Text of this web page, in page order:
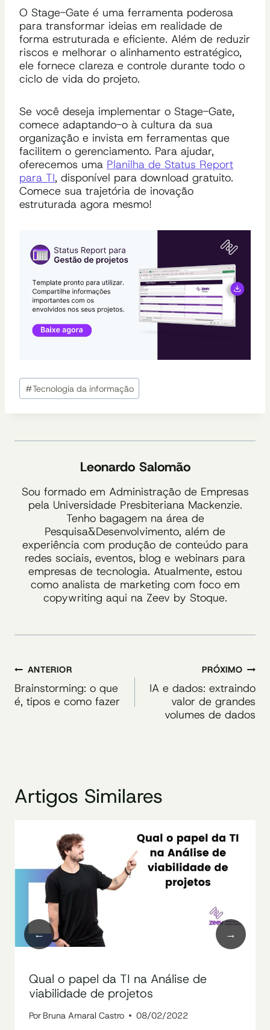
O Stage-Gate é uma ferramenta poderosa
para transformar ideias em realidade de
forma estruturada e eficiente. Além de reduzir
riscos e melhorar o alinhamento estratégico,
ele fornece clareza e controle durante todo o
ciclo de vida do projeto.
Se você deseja implementar o Stage-Gate,
comece adaptando-o à cultura da sua
organização e invista em ferramentas que
facilitem o gerenciamento. Para ajudar,
oferecemos uma Planilha de Status Report
para TI, disponível para download gratuito.
Comece sua trajetória de inovação
estruturada agora mesmo!
Tags
do
#Tecnologia da informação
Leonardo Salomão
Sou formado em Administração de Empresas
pela Universidade Presbiteriana Mackenzie.
Tenho bagagem na área de
Pesquisa&Desenvolvimento, além de
experiência com produção de conteúdo para
redes sociais, eventos, blog e webinars para
empresas de tecnologia. Atualmente, estou
como analista de marketing com foco em
copywriting aqui na Zeev by Stoque.
Navegação
de
Post
ANTERIOR
Brainstorming: o que
é, tipos e como fazer
PRÓXIMO
IA e dados: extraindo
valor de grandes
volumes de dados
Artigos Similares
Qual o papel da TI na Análise de
viabilidade de projetos
Por Bruna Amaral Castro 08/02/2022